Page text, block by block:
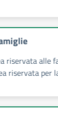
riservata alle
riservata per